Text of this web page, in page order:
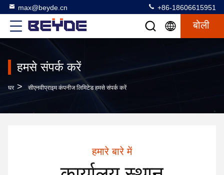
max@beyde.cn +86-18606615951
बोली
हमसे संपर्क करें
घर > सीएनवीप्राइम कंपनीज लिमिटेड हमसे संपर्क करें
हमारे बारे में